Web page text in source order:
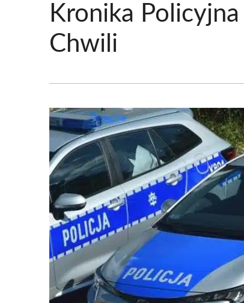
Kronika
Chwili